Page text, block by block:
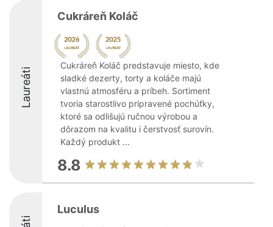
Laureáti
Cukráreň Koláč
Cukráreň Koláč predstavuje miesto, kde
sladké dezerty, torty a koláče majú
vlastnú atmosféru a príbeh. Sortiment
tvoria starostlivo pripravené pochúťky,
ktoré sa odlišujú ručnou výrobou a
dôrazom na kvalitu i čerstvosť surovín.
Každý produkt ...
8.8
Luculus